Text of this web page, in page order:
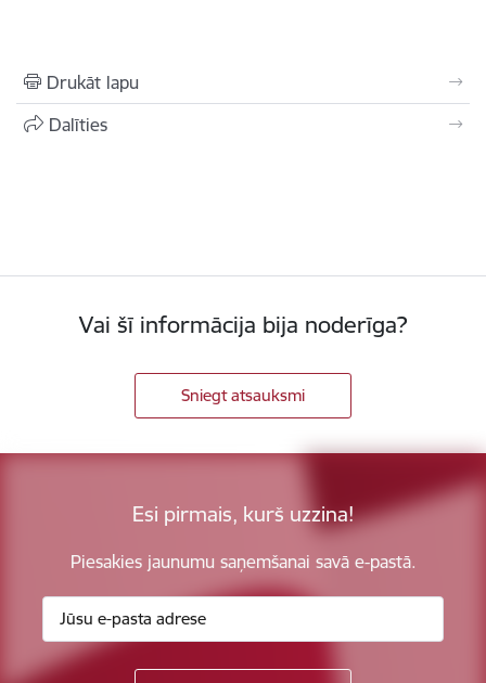
Drukāt lapu
Dalīties
Vai šī informācija bija noderīga?
Sniegt atsauksmi
Esi pirmais, kurš uzzina!
Piesakies jaunumu saņemšanai savā e-pastā.